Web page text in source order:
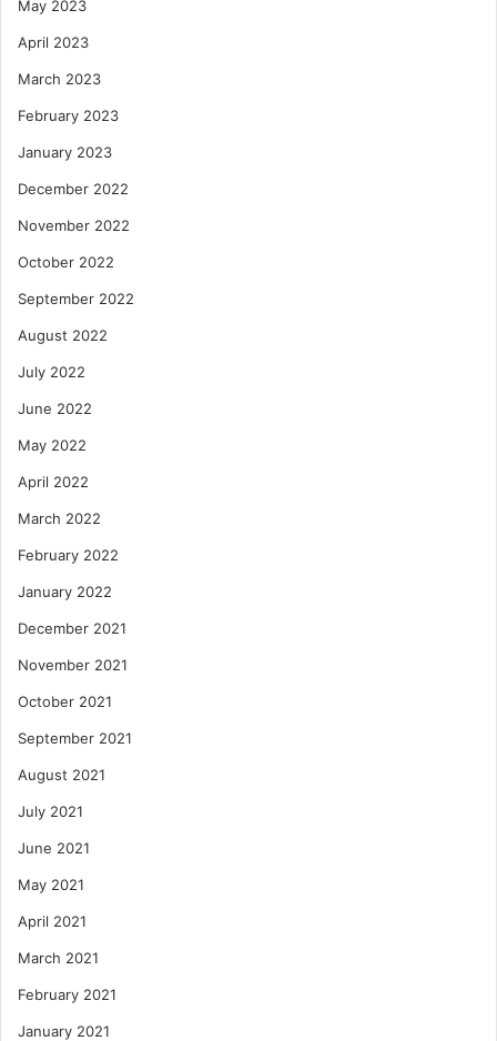
May 2023
April 2023
March 2023
February 2023
January 2023
December 2022
November 2022
October 2022
September 2022
August 2022
July 2022
June 2022
May 2022
April 2022
March 2022
February 2022
January 2022
December 2021
November 2021
October 2021
September 2021
August 2021
July 2021
June 2021
May 2021
April 2021
March 2021
February 2021
January 2021